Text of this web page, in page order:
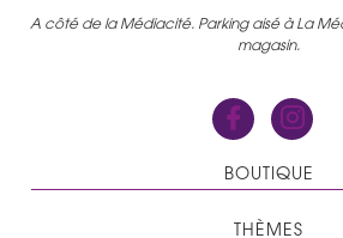
A côté de la Médiacité. Parking aisé à La
magasin.
BOUTIQUE
THÈMES